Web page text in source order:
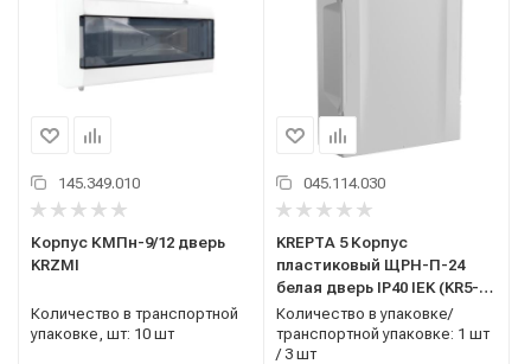
145.349.010
Корпус КМПн-9/12 дверь
KRZMI
Количество в транспортной
упаковке, шт: 10 шт
045.114.030
KREPTA 5 Корпус
пластиковый ЩРН-П-24
белая дверь IP40 IEK (KR5-
KP13-N-24-41)
Количество в упаковке/
транспортной упаковке: 1 шт
/ 3 шт